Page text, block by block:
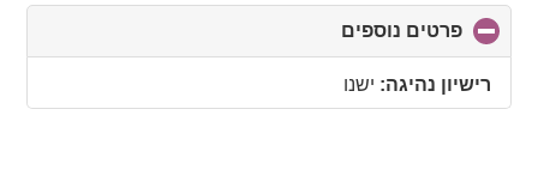
פרטים נוספים
to
רישיון נהיגה: ישנו